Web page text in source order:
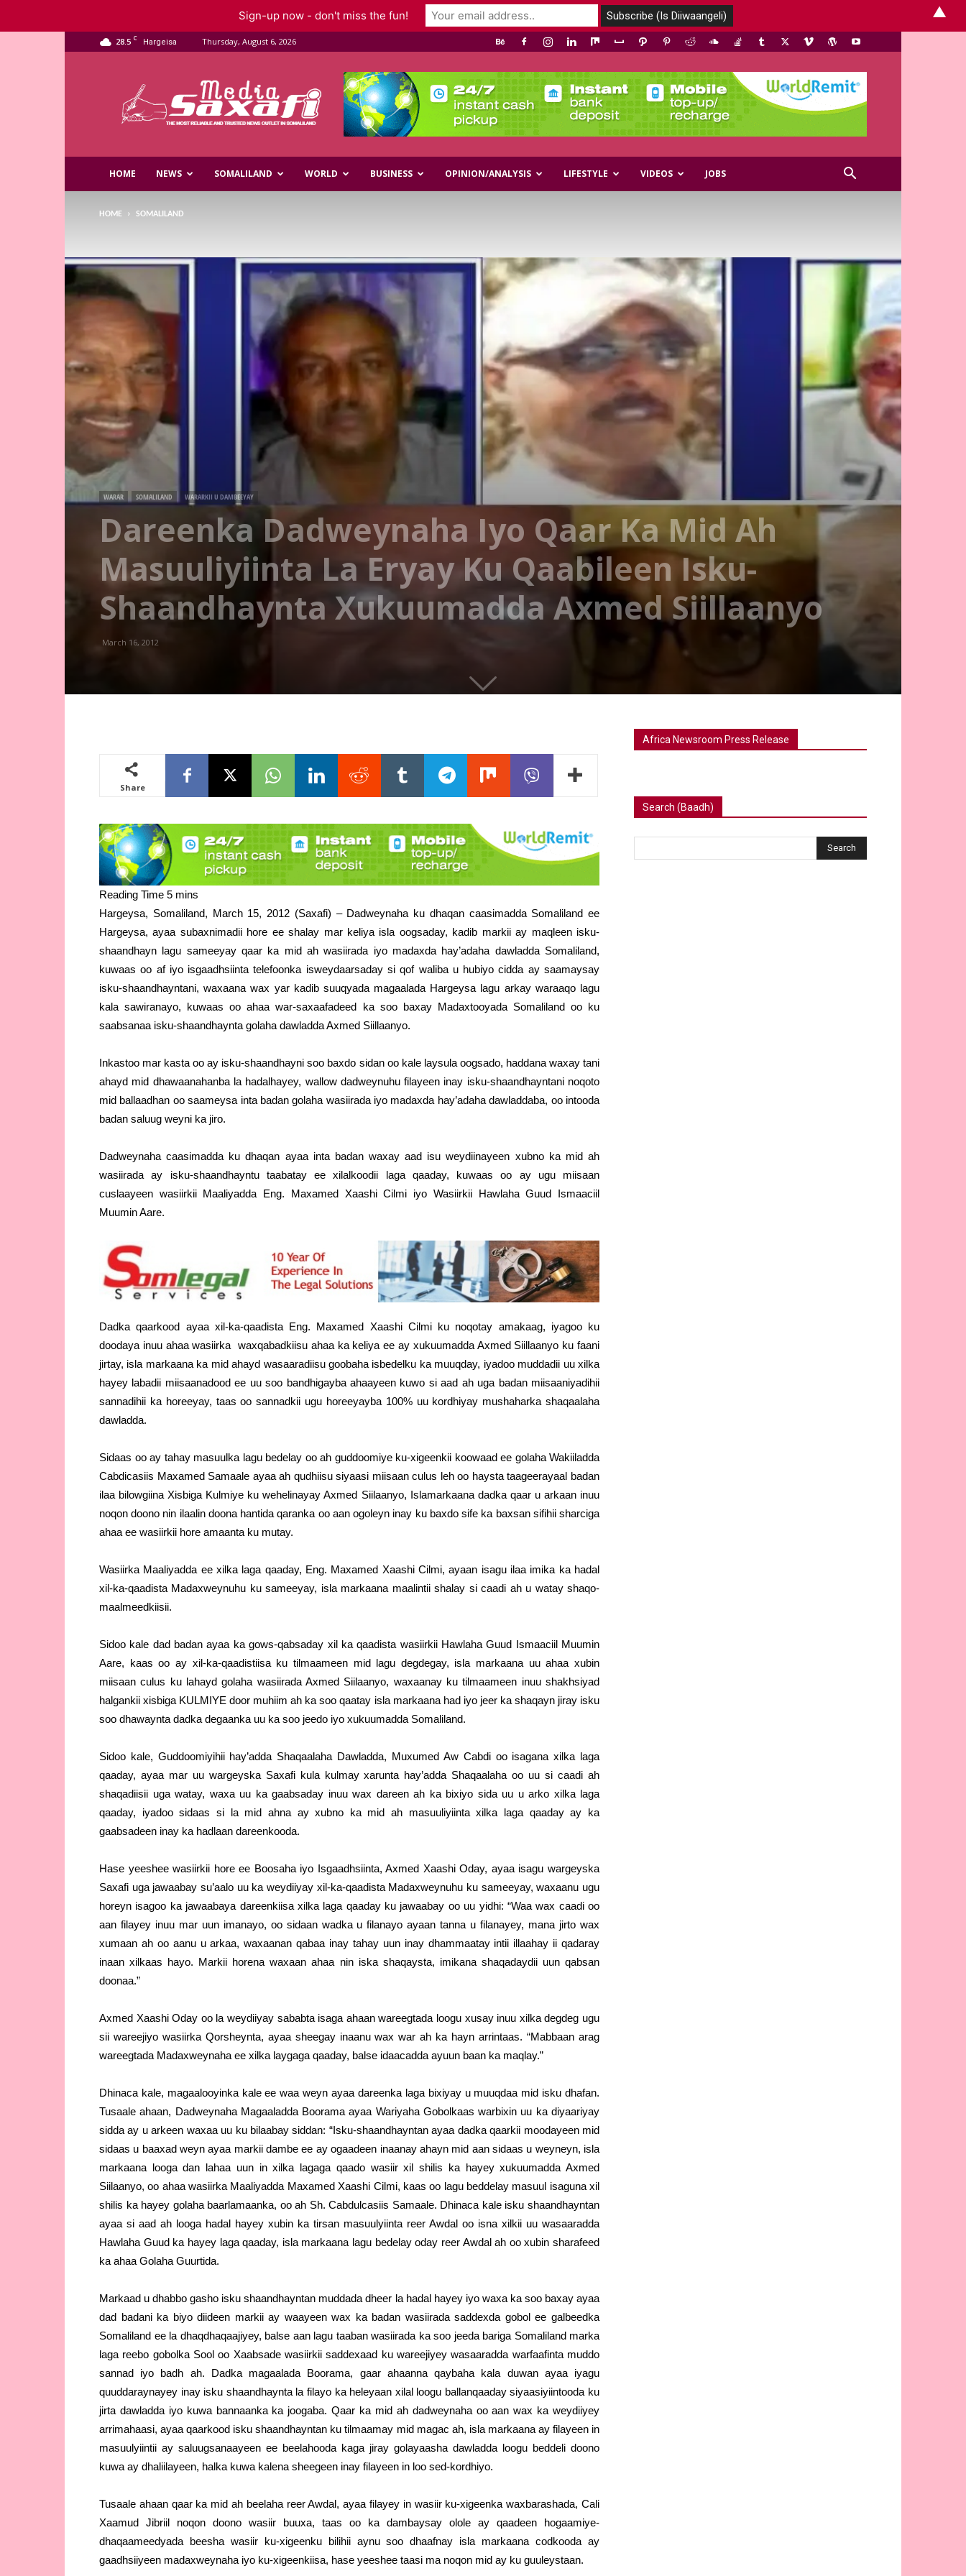
28.5 C Hargeisa Thursday, August 6, 2026
Media
HOME NEWS SOMALILAND WORLD BUSINESS OPINION/ANALYSIS LIFESTYLE VIDEOS JOBS
HOME SOMALILAND
WARAR SOMALILAND WARARKII U DAMBEEYAY
Dareenka Dadweynaha Iyo Qaar Ka Mid Ah
Masuuliyiinta La Eryay Ku Qaabileen Isku-
Shaandhaynta Xukuumadda Axmed Siillaanyo
March 16, 2012
Share
Hargeysa, Somaliland, March 15, 2012 (Saxafi) – Dadweynaha ku dhaqan caasimadda Somaliland ee
Hargeysa, ayaa subaxnimadii hore ee shalay mar keliya isla oogsaday, kadib markii ay maqleen isku-
shaandhayn lagu sameeyay qaar ka mid ah wasiirada iyo madaxda hay’adaha dawladda Somaliland,
kuwaas oo af iyo isgaadhsiinta telefoonka isweydaarsaday si qof waliba u hubiyo cidda ay saamaysay
isku-shaandhayntani, waxaana wax yar kadib suuqyada magaalada Hargeysa lagu arkay waraaqo lagu
kala sawiranayo, kuwaas oo ahaa war-saxaafadeed ka soo baxay Madaxtooyada Somaliland oo ku
saabsanaa isku-shaandhaynta golaha dawladda Axmed Siillaanyo.
Inkastoo mar kasta oo ay isku-shaandhayni soo baxdo sidan oo kale laysula oogsado, haddana waxay tani
ahayd mid dhawaanahanba la hadalhayey, wallow dadweynuhu filayeen inay isku-shaandhayntani noqoto
mid ballaadhan oo saameysa inta badan golaha wasiirada iyo madaxda hay’adaha dawladdaba, oo intooda
badan saluug weyni ka jiro.
Dadweynaha caasimadda ku dhaqan ayaa inta badan waxay aad isu weydiinayeen xubno ka mid ah
wasiirada ay isku-shaandhayntu taabatay ee xilalkoodii laga qaaday, kuwaas oo ay ugu miisaan
cuslaayeen wasiirkii Maaliyadda Eng. Maxamed Xaashi Cilmi iyo Wasiirkii Hawlaha Guud Ismaaciil
Muumin Aare.
Dadka qaarkood ayaa xil-ka-qaadista Eng. Maxamed Xaashi Cilmi ku noqotay amakaag, iyagoo ku
doodaya inuu ahaa wasiirka waxqabadkiisu ahaa ka keliya ee ay xukuumadda Axmed Siillaanyo ku faani
jirtay, isla markaana ka mid ahayd wasaaradiisu goobaha isbedelku ka muuqday, iyadoo muddadii uu xilka
hayey labadii miisaanadood ee uu soo bandhigayba ahaayeen kuwo si aad ah uga badan miisaaniyadihii
sannadihii ka horeeyay, taas oo sannadkii ugu horeeyayba 100% uu kordhiyay mushaharka shaqaalaha
dawladda.
Sidaas oo ay tahay masuulka lagu bedelay oo ah guddoomiye ku-xigeenkii koowaad ee golaha Wakiiladda
Cabdicasiis Maxamed Samaale ayaa ah qudhiisu siyaasi miisaan culus leh oo haysta taageerayaal badan
ilaa bilowgiina Xisbiga Kulmiye ku wehelinayay Axmed Siilaanyo, Islamarkaana dadka qaar u arkaan inuu
noqon doono nin ilaalin doona hantida qaranka oo aan ogoleyn inay ku baxdo sife ka baxsan sifihii sharciga
ahaa ee wasiirkii hore amaanta ku mutay.
Wasiirka Maaliyadda ee xilka laga qaaday, Eng. Maxamed Xaashi Cilmi, ayaan isagu ilaa imika ka hadal
xil-ka-qaadista Madaxweynuhu ku sameeyay, isla markaana maalintii shalay si caadi ah u watay shaqo-
maalmeedkiisii.
Sidoo kale dad badan ayaa ka gows-qabsaday xil ka qaadista wasiirkii Hawlaha Guud Ismaaciil Muumin
Aare, kaas oo ay xil-ka-qaadistiisa ku tilmaameen mid lagu degdegay, isla markaana uu ahaa xubin
miisaan culus ku lahayd golaha wasiirada Axmed Siilaanyo, waxaanay ku tilmaameen inuu shakhsiyad
halgankii xisbiga KULMIYE door muhiim ah ka soo qaatay isla markaana had iyo jeer ka shaqayn jiray isku
soo dhawaynta dadka degaanka uu ka soo jeedo iyo xukuumadda Somaliland.
Sidoo kale, Guddoomiyihii hay’adda Shaqaalaha Dawladda, Muxumed Aw Cabdi oo isagana xilka laga
qaaday, ayaa mar uu wargeyska Saxafi kula kulmay xarunta hay’adda Shaqaalaha oo uu si caadi ah
shaqadiisii uga watay, waxa uu ka gaabsaday inuu wax dareen ah ka bixiyo sida uu u arko xilka laga
qaaday, iyadoo sidaas si la mid ahna ay xubno ka mid ah masuuliyiinta xilka laga qaaday ay ka
gaabsadeen inay ka hadlaan dareenkooda.
Hase yeeshee wasiirkii hore ee Boosaha iyo Isgaadhsiinta, Axmed Xaashi Oday, ayaa isagu wargeyska
Saxafi uga jawaabay su’aalo uu ka weydiiyay xil-ka-qaadista Madaxweynuhu ku sameeyay, waxaanu ugu
horeyn isagoo ka jawaabaya dareenkiisa xilka laga qaaday ku jawaabay oo uu yidhi: “Waa wax caadi oo
aan filayey inuu mar uun imanayo, oo sidaan wadka u filanayo ayaan tanna u filanayey, mana jirto wax
xumaan ah oo aanu u arkaa, waxaanan qabaa inay tahay uun inay dhammaatay intii illaahay ii qadaray
inaan xilkaas hayo. Markii horena waxaan ahaa nin iska shaqaysta, imikana shaqadaydii uun qabsan
doonaa.”
Axmed Xaashi Oday oo la weydiiyay sababta isaga ahaan wareegtada loogu xusay inuu xilka degdeg ugu
sii wareejiyo wasiirka Qorsheynta, ayaa sheegay inaanu wax war ah ka hayn arrintaas. “Mabbaan arag
wareegtada Madaxweynaha ee xilka laygaga qaaday, balse idaacadda ayuun baan ka maqlay.”
Dhinaca kale, magaalooyinka kale ee waa weyn ayaa dareenka laga bixiyay u muuqdaa mid isku dhafan.
Tusaale ahaan, Dadweynaha Magaaladda Boorama ayaa Wariyaha Gobolkaas warbixin uu ka diyaariyay
sidda ay u arkeen waxaa uu ku bilaabay siddan: “Isku-shaandhayntan ayaa dadka qaarkii moodayeen mid
sidaas u baaxad weyn ayaa markii dambe ee ay ogaadeen inaanay ahayn mid aan sidaas u weyneyn, isla
markaana looga dan lahaa uun in xilka lagaga qaado wasiir xil shilis ka hayey xukuumadda Axmed
Siilaanyo, oo ahaa wasiirka Maaliyadda Maxamed Xaashi Cilmi, kaas oo lagu beddelay masuul isaguna xil
shilis ka hayey golaha baarlamaanka, oo ah Sh. Cabdulcasiis Samaale. Dhinaca kale isku shaandhayntan
ayaa si aad ah looga hadal hayey xubin ka tirsan masuulyiinta reer Awdal oo isna xilkii uu wasaaradda
Hawlaha Guud ka hayey laga qaaday, isla markaana lagu bedelay oday reer Awdal ah oo xubin sharafeed
ka ahaa Golaha Guurtida.
Markaad u dhabbo gasho isku shaandhayntan muddada dheer la hadal hayey iyo waxa ka soo baxay ayaa
dad badani ka biyo diideen markii ay waayeen wax ka badan wasiirada saddexda gobol ee galbeedka
Somaliland ee la dhaqdhaqaajiyey, balse aan lagu taaban wasiirada ka soo jeeda bariga Somaliland marka
laga reebo gobolka Sool oo Xaabsade wasiirkii saddexaad ku wareejiyey wasaaradda warfaafinta muddo
sannad iyo badh ah. Dadka magaalada Boorama, gaar ahaanna qaybaha kala duwan ayaa iyagu
quuddaraynayey inay isku shaandhaynta la filayo ka heleyaan xilal loogu ballanqaaday siyaasiyiintooda ku
jirta dawladda iyo kuwa bannaanka ka joogaba. Qaar ka mid ah dadweynaha oo aan wax ka weydiiyey
arrimahaasi, ayaa qaarkood isku shaandhayntan ku tilmaamay mid magac ah, isla markaana ay filayeen in
masuulyiintii ay saluugsanaayeen ee beelahooda kaga jiray golayaasha dawladda loogu beddeli doono
kuwa ay dhaliilayeen, halka kuwa kalena sheegeen inay filayeen in loo sed-kordhiyo.
Tusaale ahaan qaar ka mid ah beelaha reer Awdal, ayaa filayey in wasiir ku-xigeenka waxbarashada, Cali
Xaamud Jibriil noqon doono wasiir buuxa, taas oo ka dambaysay olole ay qaadeen hogaamiye-
dhaqaameedyada beesha wasiir ku-xigeenku bilihii aynu soo dhaafnay isla markaana codkooda ay
gaadhsiiyeen madaxweynaha iyo ku-xigeenkiisa, hase yeeshee taasi ma noqon mid ay ku guuleystaan.
Africa Newsroom Press Release
Search (Baadh)
Sign-up now - don't miss the fun! ▲